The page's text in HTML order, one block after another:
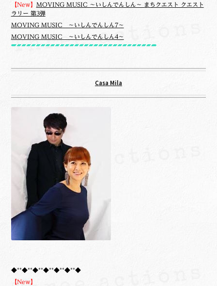
【New】 MOVING MUSIC ～いしんでんしん～ まちクエスト クエスト
ラリー 第3弾
MOVING MUSIC ～いしんでんしん7～
MOVING MUSIC ～いしんでんしん4～
Casa Mila
◆**◆**◆**◆**◆**◆**◆
【New】